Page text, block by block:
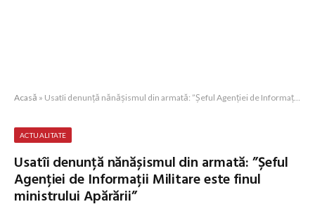
Acasă » Usatîi denunță nănășismul din armată: ”Șeful Agenției de Informații Militare este finul ministrului Apărării”
ACTUALITATE
Usatîi denunță nănășismul din armată: ”Șeful
Agenției de Informații Militare este finul
ministrului Apărării”